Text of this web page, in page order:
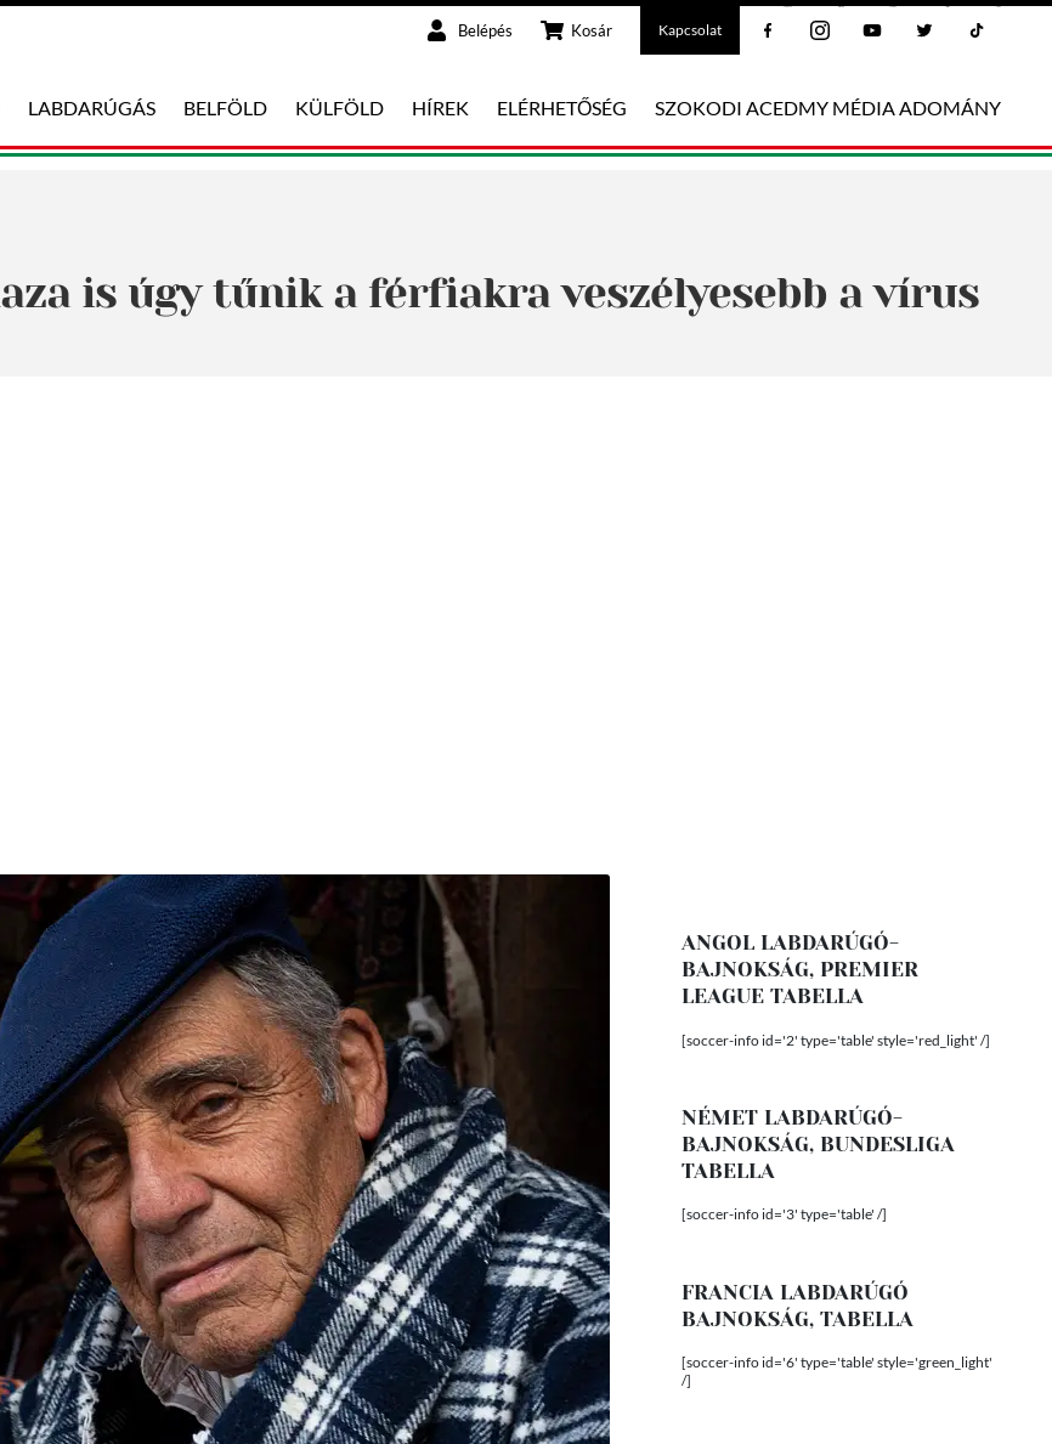
Belépés Kosár Kapcsolat
LABDARÚGÁS BELFÖLD KÜLFÖLD HÍREK ELÉRHETŐSÉG SZOKODI ACEDMY MÉDIA ADOMÁNY
is úgy tűnik a férfiakra veszélyesebb a vírus
ANGOL LABDARÚGÓ-
BAJNOKSÁG, PREMIER
LEAGUE TABELLA
[soccer-info id='2' type='table' style='red_light' /]
NÉMET LABDARÚGÓ-
BAJNOKSÁG, BUNDESLIGA
TABELLA
[soccer-info id='3' type='table' /]
FRANCIA LABDARÚGÓ
BAJNOKSÁG, TABELLA
[soccer-info id='6' type='table' style='green_light'
/]